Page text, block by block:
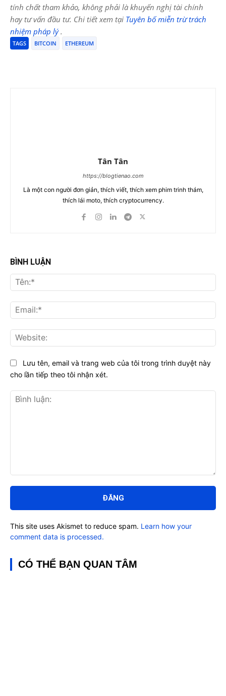
tính chất tham khảo, không phải là khuyến nghị tài chính
hay tư vấn đầu tư. Chi tiết xem tại Tuyên bố miễn trừ trách
nhiệm pháp lý.
TAGS BITCOIN ETHEREUM
Tân Tân
https://blogtienao.com
Là một con người đơn giản, thích viết, thích xem phim trinh thám,
thích lái moto, thích cryptocurrency.
BÌNH LUẬN
luận:
Lưu tên, email và trang web của tôi trong trình duyệt này
cho lần tiếp theo tôi nhận xét.
This site uses Akismet to reduce spam. Learn how your
comment data is processed.
CÓ THỂ BẠN QUAN TÂM